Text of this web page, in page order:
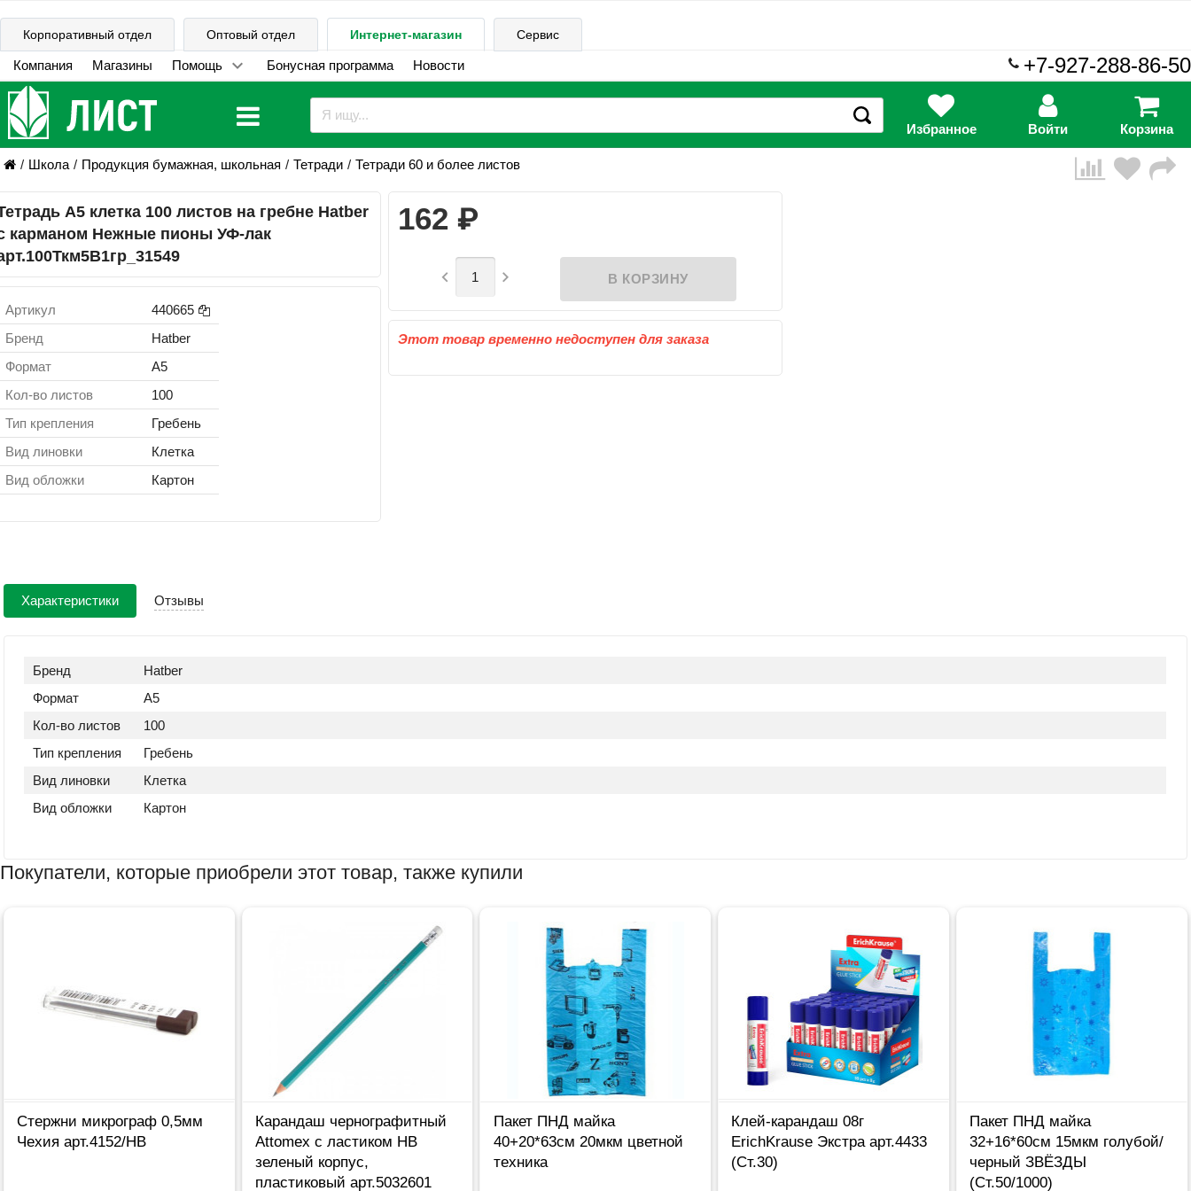
Корпоративный отдел Оптовый отдел Интернет-магазин Сервис
Компания Магазины Помощь Бонусная программа Новости +7-927-288-86-50
Избранное Войти Корзина
Школа Продукция бумажная, школьная Тетради Тетради 60 и более листов
А5 клетка 100 листов на гребне Hatber
карманом Нежные пионы УФ-лак
Артикул
440665
Бренд
Hatber
Формат
А5
Кол-во листов
100
Тип крепления
Гребень
Вид линовки
Клетка
Вид обложки
Картон
162 ₽
 
Этот товар временно недоступен для заказа
Характеристики Отзывы
Бренд
Hatber
Формат
А5
Кол-во листов
100
Тип крепления
Гребень
Вид линовки
Клетка
Вид обложки
Картон
Покупатели, которые приобрели этот товар, также купили
Стержни микрограф 0,5мм
Чехия арт.4152/НВ
Карандаш чернографитный
Attomex с ластиком НВ
зеленый корпус,
пластиковый арт.5032601
Пакет ПНД майка
40+20*63см 20мкм цветной
техника
Клей-карандаш 08г
ErichKrause Экстра арт.4433
(Ст.30)
Пакет ПНД майка
32+16*60см 15мкм голубой/
черный ЗВЁЗДЫ
(Ст.50/1000)